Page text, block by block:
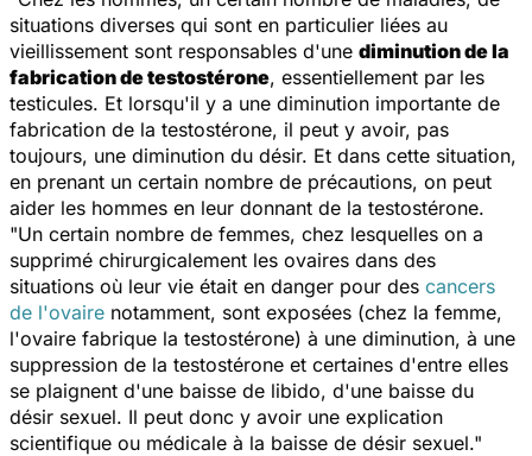
situations diverses qui sont en particulier liées au
vieillissement sont responsables d'une diminution de la
fabrication de testostérone, essentiellement par les
testicules. Et lorsqu'il y a une diminution importante de
fabrication de la testostérone, il peut y avoir, pas
toujours, une diminution du désir. Et dans cette situation,
en prenant un certain nombre de précautions, on peut
aider les hommes en leur donnant de la testostérone.
"Un certain nombre de femmes, chez lesquelles on a
supprimé chirurgicalement les ovaires dans des
situations où leur vie était en danger pour des cancers
de l'ovaire notamment, sont exposées (chez la femme,
l'ovaire fabrique la testostérone) à une diminution, à une
suppression de la testostérone et certaines d'entre elles
se plaignent d'une baisse de libido, d'une baisse du
désir sexuel. Il peut donc y avoir une explication
scientifique ou médicale à la baisse de désir sexuel."